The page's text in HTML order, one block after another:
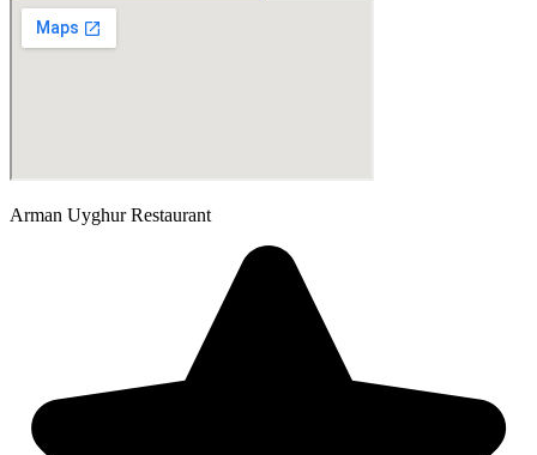
Arman Uyghur Restaurant